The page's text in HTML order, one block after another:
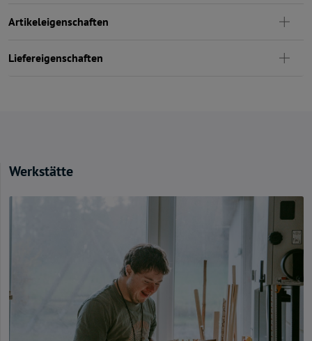
Artikeleigenschaften
Liefereigenschaften
Werkstätte